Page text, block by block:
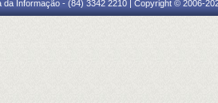
da Informação - (84) 3342 2210 | Copyright © 2006-